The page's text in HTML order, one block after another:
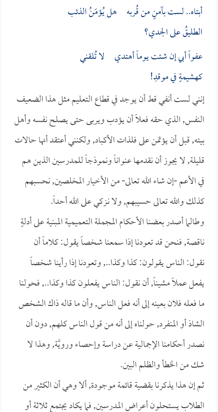
أبتاه.. لست بآمنٍ من قُربه هل يُؤمَنُ الذئب
الطليقُ على الجدي؟
عفواً أبي إن شئت يوماً أهتدي لا تُلقني
كهشيمةٍ في موقدِ!
إنني لست أنفي قط أن يوجد في قطاع التعليم مثل هذا الضعيف
النفس, الذي حقه فعلاً أن يؤدب ويربى حتى يصلح نفسه وأهل
بيته, قبل أن يؤتمن على فلذات الأكباد, ولكنني أعتقد أنها حالات
قليلة, لا يجوز أن نقدمها عنواناً ونموذجاً للمدرسين الذين هم
في الأعم -إن شاء الله تعالى- من الأخيار المخلصين, نحسبهم
كذلك والله تعالى حسيبهم, ولا نـزكي على الله أحداً.
وطالما أصدر بعضنا الأحكام المجملة التعميمية المبنية على أدلةٍ
ناقصة, فنحن قد تعودنا إذا سمعنا شخصاً يقول: كلاماً أن
نقول: الناس يقولون: كذا وكذا.., وتعودنا إذا رأينا شخصاً
يفعل عملاً مشيناً, أن نقول: الناس يفعلون كذا وكذا.., فحولنا
ما فعله فلان بعينه إلى أنه فعل الناس, وأن ما قاله ذاك الشخص
الشاذ أو المنفرد, حولناه إلى أنه من قول الناس كلهم, دون أن
نصدر أحكامنا الإجمالية عن دراسة وإحصاء ورويَّة, وهذا لا
شك من الخطأ والظلم البين.
ثم إن هذا يذكرنا بقضية قائمة موجودة, ألا وهي أن الكثير من
الطلاب يستحلون أعراض المدرسين, فما يكاد يجتمع ثلاثة أو